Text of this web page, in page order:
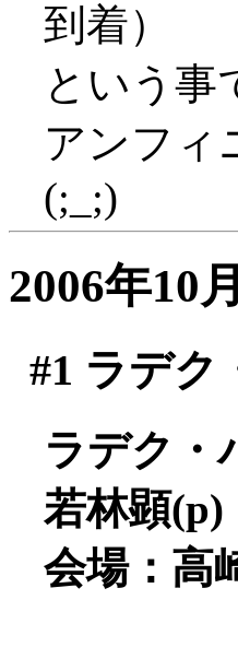
到着）
という事
アンフィ
(;_;)
2006年10
#1 ラデク
ラデク・
若林顕(p)
会場：高